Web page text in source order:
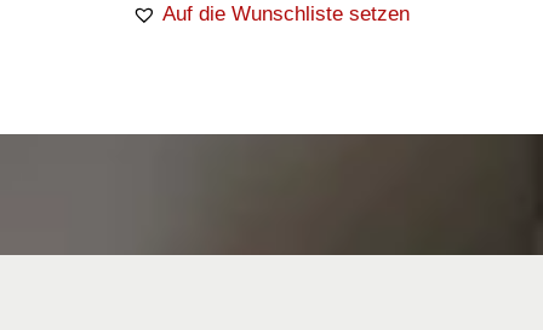
Auf die Wunschliste setzen